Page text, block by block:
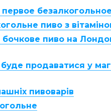
пиво з
пиво на
продаватися у
пивоварів